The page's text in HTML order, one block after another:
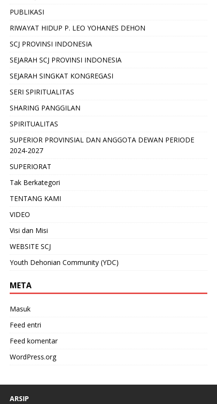
PUBLIKASI
RIWAYAT HIDUP P. LEO YOHANES DEHON
SCJ PROVINSI INDONESIA
SEJARAH SCJ PROVINSI INDONESIA
SEJARAH SINGKAT KONGREGASI
SERI SPIRITUALITAS
SHARING PANGGILAN
SPIRITUALITAS
SUPERIOR PROVINSIAL DAN ANGGOTA DEWAN PERIODE
2024-2027
SUPERIORAT
Tak Berkategori
TENTANG KAMI
VIDEO
Visi dan Misi
WEBSITE SCJ
Youth Dehonian Community (YDC)
META
Masuk
Feed entri
Feed komentar
WordPress.org
ARSIP